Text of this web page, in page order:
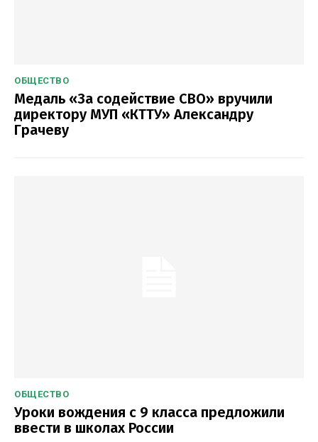
ОБЩЕСТВО
Медаль «За содействие СВО» вручили
директору МУП «КТТУ» Александру
Грачеву
ОБЩЕСТВО
Уроки вождения с 9 класса предложили
ввести в школах России